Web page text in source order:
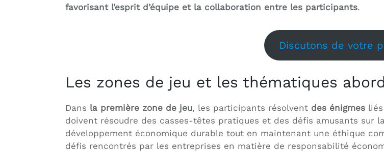
favorisant l’esprit d’équipe et la collaboration entre les participants.
Discutons de votre
Les zones de jeu et les thématiques
Dans la première zone de jeu, les participants résolvent des énigmes
doivent résoudre des casses-têtes pratiques et des défis amusants sur
développement économique durable tout en maintenant une éthique
défis rencontrés par les entreprises en matière de responsabilité